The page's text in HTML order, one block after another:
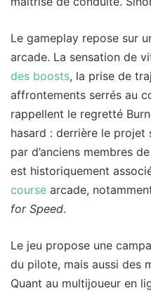
Le gameplay repose sur
arcade. La sensation de
des boosts, la prise de
affrontements serrés au
rappellent le regretté
hasard : derrière le projet
par d’anciens membres
est historiquement
course arcade,
for Speed.
Le jeu propose une
du pilote, mais aussi des
Quant au multijoueur en